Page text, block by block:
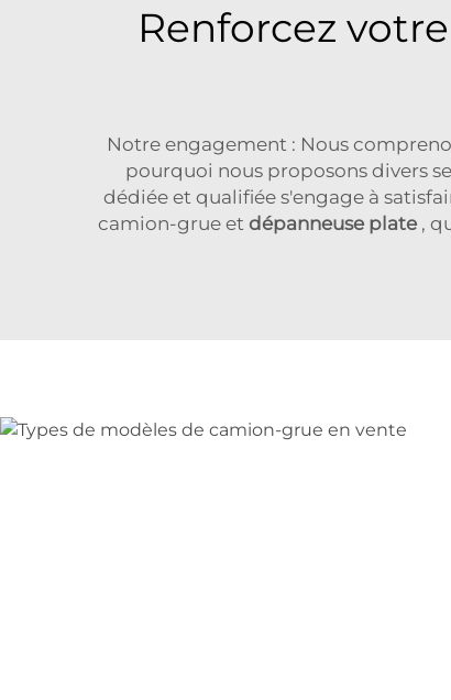
Renforcez
Notre engagement : Nous
pourquoi nous proposons divers
dédiée et qualifiée s'engage à
camion-grue et dépanneuse plate ,